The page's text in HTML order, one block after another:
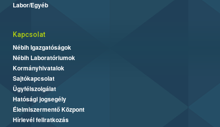
Labor/Egyéb
Kapcsolat
Nébih Igazgatóságok
Nébih Laboratóriumok
Kormányhivatalok
Sajtókapcsolat
Ügyfélszolgálat
Hatósági jogsegély
Élelmiszermentő Központ
Hírlevél feliratkozás